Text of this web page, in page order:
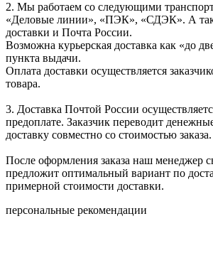
2. Мы работаем со следующими
«Деловые линии», «ПЭК», «СДЭК». А
доставки и Почта России.
Возможна курьерская доставка как «до
пункта выдачи.
Оплата доставки осуществляется
товара.
3. Доставка Почтой России
предоплате. Заказчик переводит
доставку совместно со стоимостью заказа.
После оформления заказа наш менеджер
предложит оптимальный вариант по
примерной стоимости доставки.
персональные рекомендации